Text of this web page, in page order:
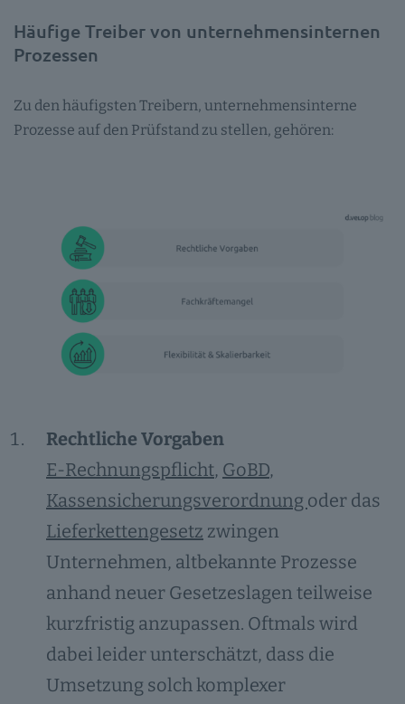
Häufige Treiber von unternehmensinternen
Prozessen
Zu den häufigsten Treibern, unternehmensinterne
Prozesse auf den Prüfstand zu stellen, gehören:
Rechtliche Vorgaben
E-Rechnungspflicht, GoBD,
Kassensicherungsverordnung oder das
Lieferkettengesetz zwingen
Unternehmen, altbekannte Prozesse
anhand neuer Gesetzeslagen teilweise
kurzfristig anzupassen. Oftmals wird
dabei leider unterschätzt, dass die
Umsetzung solch komplexer